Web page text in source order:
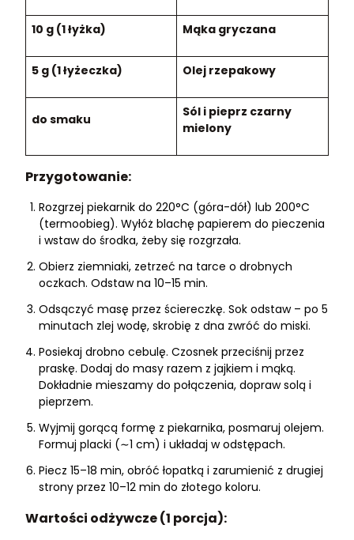
10 g (1 łyżka) Mąka gryczana
5 g (1 łyżeczka) Olej rzepakowy
do smaku
Sól i pieprz czarny
mielony
Przygotowanie:
Rozgrzej piekarnik do 220°C (góra-dół) lub 200°C
(termoobieg). Wyłóż blachę papierem do pieczenia
i wstaw do środka, żeby się rozgrzała.
Obierz ziemniaki, zetrzeć na tarce o drobnych
oczkach. Odstaw na 10–15 min.
Odsączyć masę przez ściereczkę. Sok odstaw – po 5
minutach zlej wodę, skrobię z dna zwróć do miski.
Posiekaj drobno cebulę. Czosnek przeciśnij przez
praskę. Dodaj do masy razem z jajkiem i mąką.
Dokładnie mieszamy do połączenia, dopraw solą i
pieprzem.
Wyjmij gorącą formę z piekarnika, posmaruj olejem.
Formuj placki (∼1 cm) i układaj w odstępach.
Piecz 15–18 min, obróć łopatką i zarumienić z drugiej
strony przez 10–12 min do złotego koloru.
Wartości odżywcze (1 porcja):